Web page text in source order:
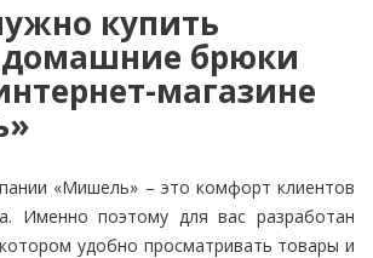
купить
брюки
магазине
«Мишель» – это комфорт клиентов
Именно поэтому для вас разработан
удобно просматривать товары и